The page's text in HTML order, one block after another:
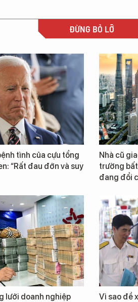
ĐỪNG BỎ LỠ
tình của cựu tổng
“Rất đau đớn và suy
Nhà cũ
trường
đang đổi
lưới doanh nghiệp
Vì sao đề